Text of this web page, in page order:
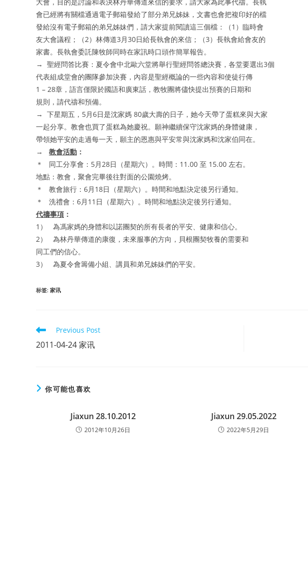
會已經將有關檔通過電子郵箱發給了部分弟兄姊妹，文書也會把複印好的檔
發給沒有電子郵箱的弟兄姊妹們，請大家提前閱讀這三個檔：（1）臨時會
友大會議程；（2）林傳道3月30日給長執會的來信；（3）長執會給會友的
家書。長執會委託陳牧師同時在家訊時口頭作簡單報告。
→ 聖經問答比賽：夏令會中北歐六堂將舉行聖經問答總決賽，各堂要選出3個
代表組成堂會的團隊參加決賽，內容是聖經概論的一些內容和使徒行傳
1 – 28章，語言僅限於國語和廣東話，教牧團將儘快提出預賽的日期和
規則，請代禱和預備。
→ 下星期五，5月6日是沈家媽 80歲大壽的日子，她今天帶了蛋糕來與大家
一起分享。教會也買了蛋糕為她慶祝。願神繼續保守沈家媽的身體健康，
帶領她平安的走過每一天，願主的恩惠與平安常與沈家媽和沈家伯同在。
→ 教會活動 ：
＊ 同工分享會：5月28日（星期六）。時間：11.00 至 15.00 左右。
地點：教會，聚會完畢後往對面的公園燒烤。
＊ 教會旅行：6月18日（星期六）。時間和地點決定後另行通知。
＊ 洗禮會：6月11日（星期六）。時間和地點決定後另行通知。
代禱事項 ：
1） 為馮家媽的身體和以諾團契的所有長者的平安、健康和信心。
2） 為林丹華傳道的康復，未來服事的方向，貝根團契牧養的需要和
同工們的信心。
3） 為夏令會籌備小組、講員和弟兄姊妹們的平安。
标签: 家讯
Read
articles
Previous Post
2011-04-24 家讯
你可能也喜欢
Jiaxun 28.10.2012
2012年10月26日
Jiaxun 29.05.2022
2022年5月29日